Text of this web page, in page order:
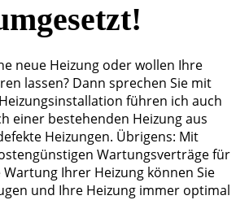
neue Heizung oder wollen Ihre
lassen? Dann sprechen Sie mit
führen ich auch
einer bestehenden Heizung aus
Heizungen. Übrigens: Mit
Wartungsverträge für
Ihrer Heizung können Sie
und Ihre Heizung immer optimal